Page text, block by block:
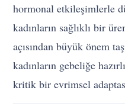
hormonal etkileşimlerle
kadınların sağlıklı bir
açısından büyük önem
kadınların gebeliğe
kritik bir evrimsel